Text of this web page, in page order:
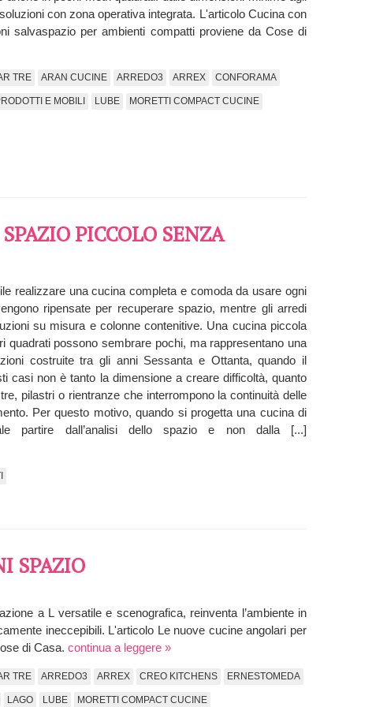
con zona operativa integrata. L'articolo Cucina con
salvaspazio per ambienti compatti proviene da Cose di
TRE ARAN CUCINE ARREDO3 ARREX CONFORAMA
E MOBILI LUBE MORETTI COMPACT CUCINE
PICCOLO SENZA
realizzare una cucina completa e comoda da usare ogni
ripensate per recuperare spazio, mentre gli arredi
su misura e colonne contenitive. Una cucina piccola
quadrati possono sembrare pochi, ma rappresentano una
costruite tra gli anni Sessanta e Ottanta, quando il
casi non è tanto la dimensione a creare difficoltà, quanto
pilastri o rientranze che interrompono la continuità delle
Per questo motivo, quando si progetta una cucina di
partire dall’analisi dello spazio e non dalla [...]
SPAZIO
a L versatile e scenografica, reinventa l’ambiente in
ineccepibili. L'articolo Le nuove cucine angolari per
di Casa. continua a leggere »
TRE ARREDO3 ARREX CREO KITCHENS ERNESTOMEDA
LAGO LUBE MORETTI COMPACT CUCINE